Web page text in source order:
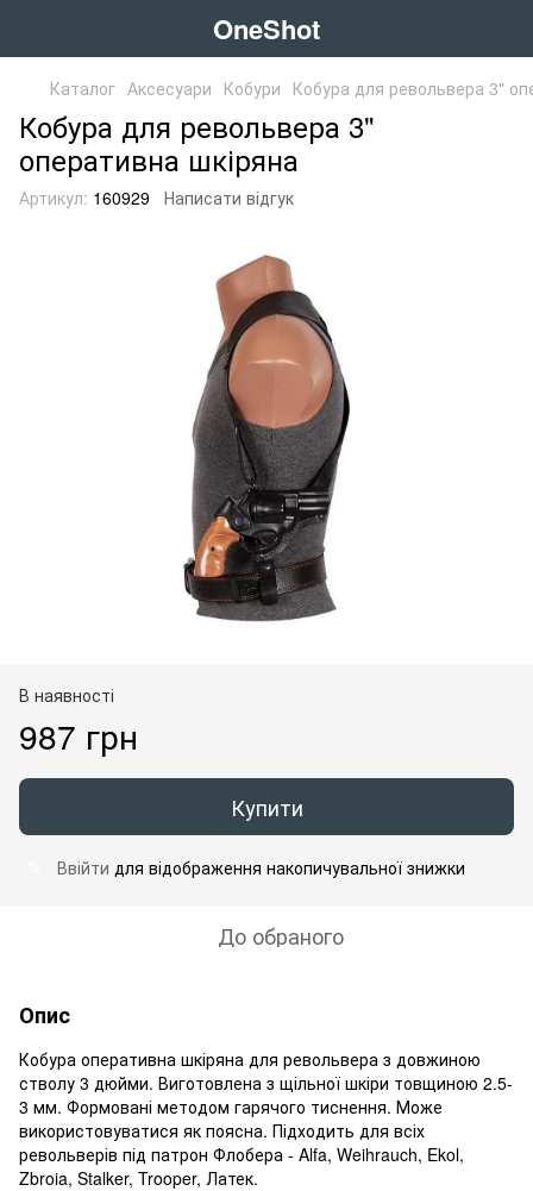
OneShot
Каталог Аксесуари Кобури Кобура для револьвера 3"
Кобура для револьвера 3"
оперативна шкіряна
Артикул: 160929 Написати відгук
В наявності
987 грн
Купити
Ввійти для відображення накопичувальної знижки
До обраного
Опис
Кобура оперативна шкіряна для револьвера з довжиною
стволу 3 дюйми. Виготовлена з щільної шкіри товщиною 2.5-
3 мм. Формовані методом гарячого тиснення. Може
використовуватися як поясна. Підходить для всіх
револьверів під патрон Флобера - Alfa, Weihrauch, Ekol,
Zbroia, Stalker, Trooper, Латек.